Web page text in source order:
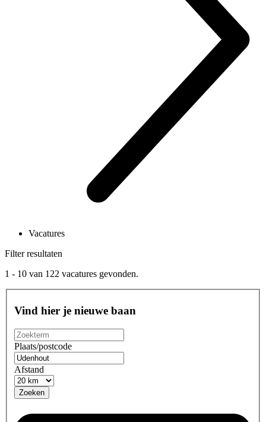
Vacatures
Filter resultaten
1 - 10 van 122 vacatures gevonden.
Vind hier je nieuwe baan
Plaats/postcode
Afstand
Zoeken